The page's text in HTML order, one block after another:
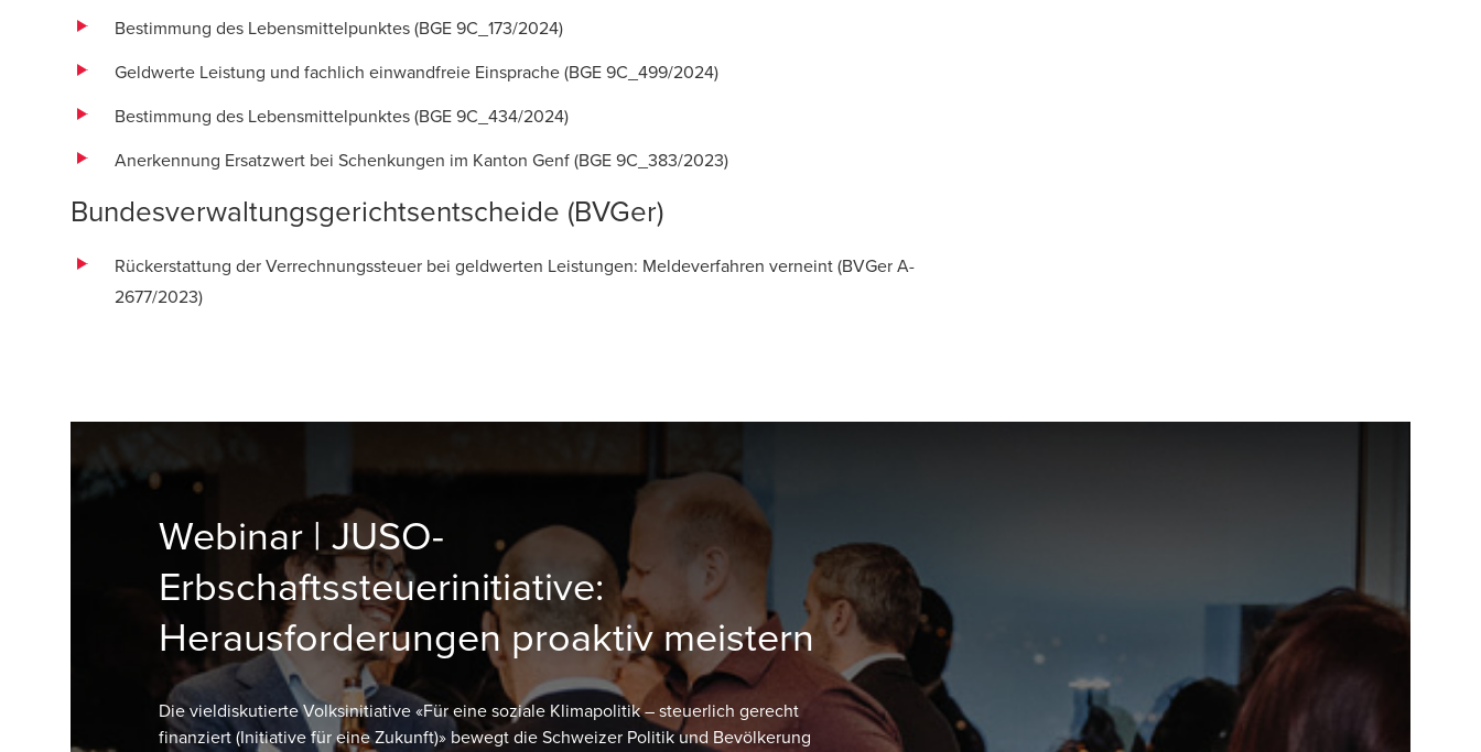
Bestimmung des Lebensmittelpunktes(BGE 9C_173/2024)
Geldwerte Leistung und fachlich einwandfreie Einsprache(BGE 9C_499/2024)
Bestimmung des Lebensmittelpunktes(BGE 9C_434/2024)
Anerkennung Ersatzwert bei Schenkungen im Kanton Genf(BGE 9C_383/2023)
Bundesverwaltungsgerichtsentscheide (BVGer)
Rückerstattung der Verrechnungssteuer bei geldwerten Leistungen: Meldeverfahren verneint(BVGer A-
2677/2023)
Webinar | JUSO-
Erbschaftssteuerinitiative:
Herausforderungen proaktiv meistern
Die vieldiskutierte Volksinitiative «Für eine soziale Klimapolitik – steuerlich gerecht
finanziert (Initiative für eine Zukunft)» bewegt die Schweizer Politik und Bevölkerung